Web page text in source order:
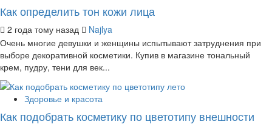
Как определить тон кожи лица
2 года тому назад
Najlya
Очень многие девушки и женщины испытывают затруднения при
выборе декоративной косметики. Купив в магазине тональный
крем, пудру, тени для век...
Здоровье и красота
Как подобрать косметику по цветотипу внешности